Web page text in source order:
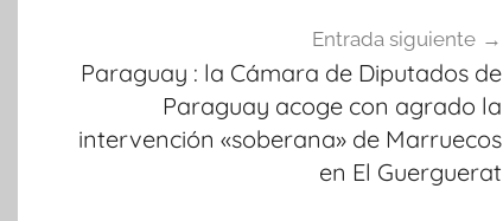
Entrada siguiente
Paraguay : la Cámara de Diputados de
Paraguay acoge con agrado la
intervención «soberana» de Marruecos
en El Guerguerat